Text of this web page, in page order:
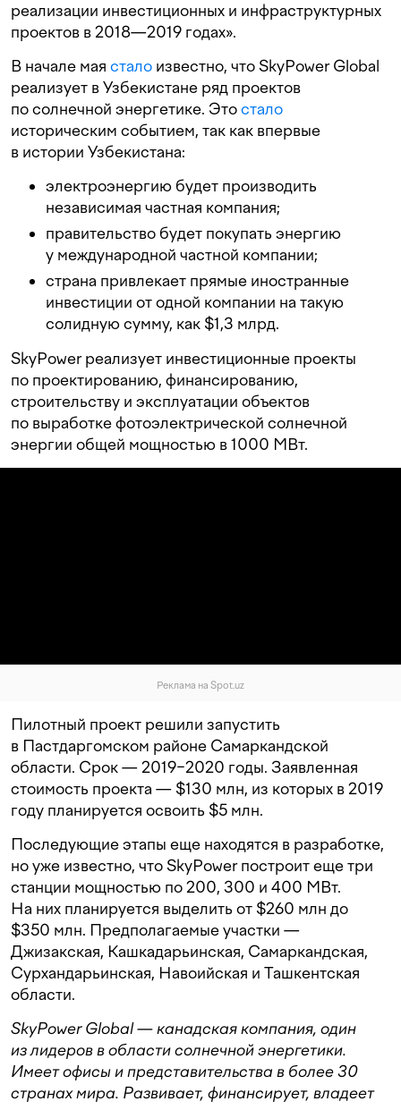
реализации инвестиционных и инфраструктурных
проектов в 2018—2019 годах».
В начале мая стало известно, что SkyPower Global
реализует в Узбекистане ряд проектов
по солнечной энергетике. Этостало
историческим событием, так как впервые
в истории Узбекистана:
электроэнергию будет производить
независимая частная компания;
правительство будет покупать энергию
у международной частной компании;
страна привлекает прямые иностранные
инвестиции от одной компании на такую
солидную сумму, как $1,3 млрд.
SkyPower реализует инвестиционные проекты
по проектированию, финансированию,
строительству и эксплуатации объектов
по выработке фотоэлектрической солнечной
энергии общей мощностью в 1000 МВт.
Реклама на Spot.uz
Пилотный проект решили запустить
в Пастдаргомском районе Самаркандской
области. Срок — 2019−2020 годы. Заявленная
стоимость проекта — $130 млн, из которых в 2019
году планируется освоить $5 млн.
Последующие этапы еще находятся в разработке,
но уже известно, что SkyPower построит еще три
станции мощностью по 200, 300 и 400 МВт.
На них планируется выделить от $260 млн до
$350 млн. Предполагаемые участки —
Джизакская, Кашкадарьинская, Самаркандская,
Сурхандарьинская, Навоийская и Ташкентская
области.
SkyPower Global — канадская компания, один
из лидеров в области солнечной энергетики.
Имеет офисы и представительства в более 30
странах мира. Развивает, финансирует, владеет